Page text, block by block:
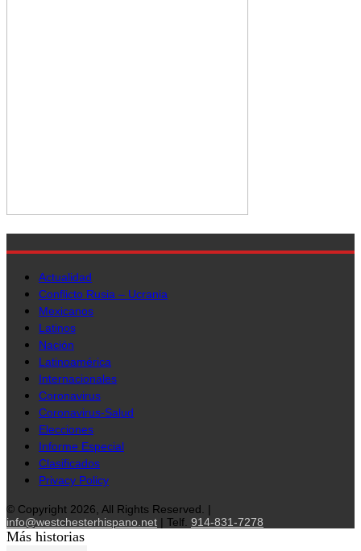
Actualidad
Conflicto Rusia – Ucrania
Mexicanos
Latinos
Nación
Latinoamérica
Internacionales
Coronavirus
Coronavirus-Salud
Elecciones
Informe Especial
Clasificados
Privacy Policy
© Copyright 2026, All Rights Reserved. |
info@westchesterhispano.net | Telf. 914-831-7278
Más historias